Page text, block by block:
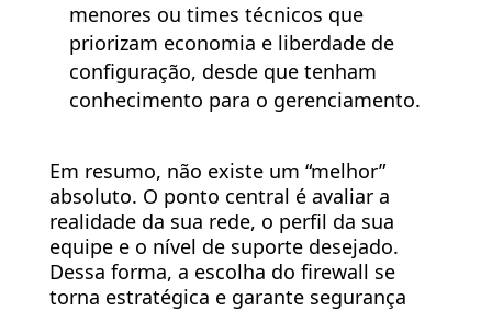
menores ou times técnicos que
priorizam economia e liberdade de
configuração, desde que tenham
conhecimento para o gerenciamento.
Em resumo, não existe um “melhor”
absoluto. O ponto central é avaliar a
realidade da sua rede, o perfil da sua
equipe e o nível de suporte desejado.
Dessa forma, a escolha do firewall se
torna estratégica e garante segurança